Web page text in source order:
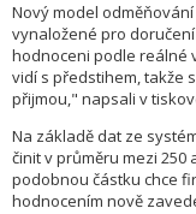
Nový model
vynaložené pro
hodnoceni podle reálné
vidí s předstihem, takže
přijmou," napsali v
Na základě dat ze
činit v průměru mezi 250
podobnou částku chce
hodnocením nově